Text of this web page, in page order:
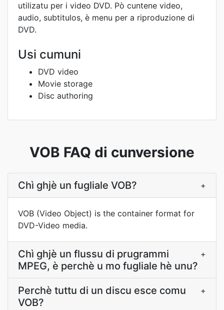
utilizatu per i video DVD. Pò cuntene video,
audio, subtitulos, è menu per a riproduzione di
DVD.
Usi cumuni
DVD video
Movie storage
Disc authoring
VOB FAQ di cunversione
Chì ghjè un fugliale VOB? +
VOB (Video Object) is the container format for
DVD-Video media.
Chì ghjè un flussu di prugrammi
MPEG, è perchè u mo fugliale hè unu?
+
Perchè tuttu di un discu esce comu
VOB?
+